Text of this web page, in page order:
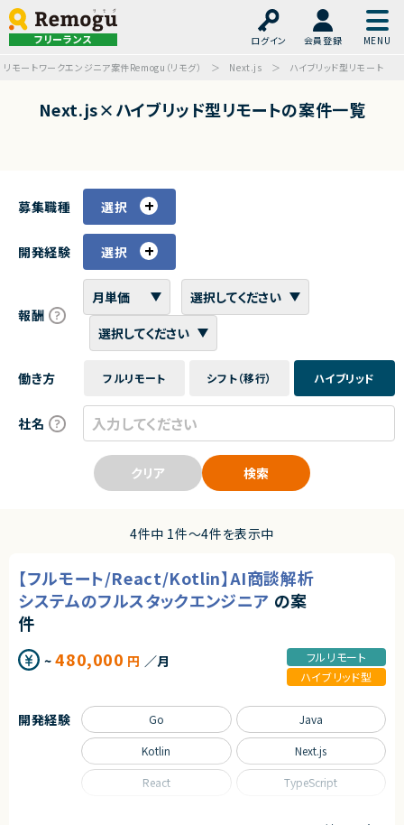
フリーランス ログイン
会員登録
リモートワークエンジニア案件Remogu（リモグ）
Next.js ハイブリッド型リモート
Next.js×ハイブリッド型リモートの案件一覧
募集職種 選択
開発経験 選択
報酬
働き方 フルリモート シフト（移行） ハイブリッド
社名
クリア 検索
4件中 1件〜4件を表示中
【フルモート/React/Kotlin】AI商談解析
システムのフルスタックエンジニア の案
件
~480,000 円 ／月
フルリモート
ハイブリッド型
開発経験 Go Java
Kotlin Next.js
React TypeScript